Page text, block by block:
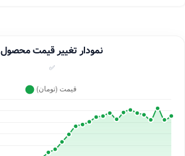
نمودار تغییر قیمت محصول
✅